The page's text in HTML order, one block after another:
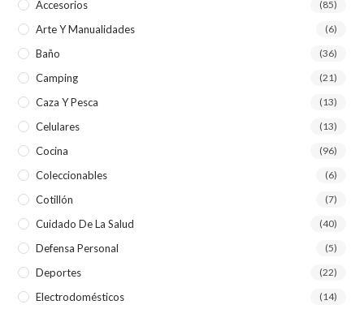
Accesorios (85)
Arte Y Manualidades (6)
Baño (36)
Camping (21)
Caza Y Pesca (13)
Celulares (13)
Cocina (96)
Coleccionables (6)
Cotillón (7)
Cuidado De La Salud (40)
Defensa Personal (5)
Deportes (22)
Electrodomésticos (14)